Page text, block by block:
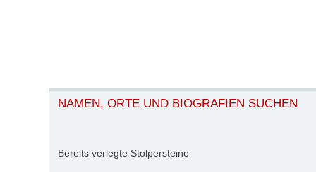
NAMEN, ORTE UND BIOGRAFIEN SUCHEN
Bereits verlegte Stolpersteine